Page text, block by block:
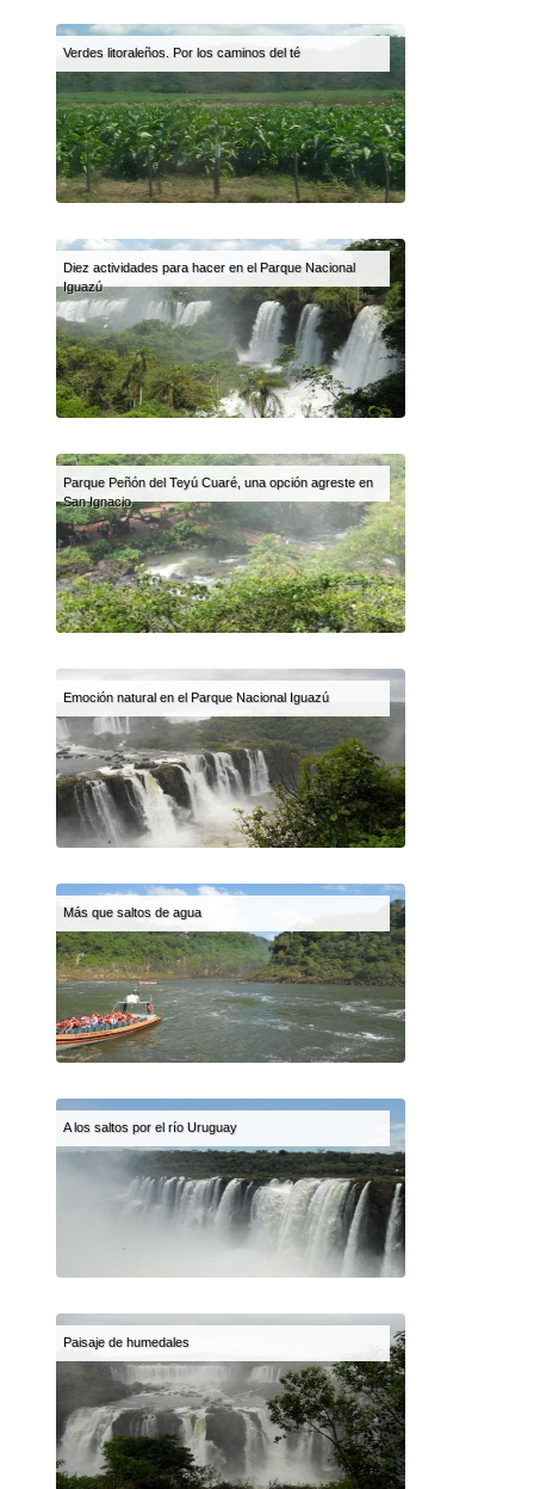
Verdes litoraleños. Por los caminos del té
Diez actividades para hacer en el Parque Nacional
Iguazú
Parque Peñón del Teyú Cuaré, una opción agreste en
San Ignacio
Emoción natural en el Parque Nacional Iguazú
Más que saltos de agua
A los saltos por el río Uruguay
Paisaje de humedales